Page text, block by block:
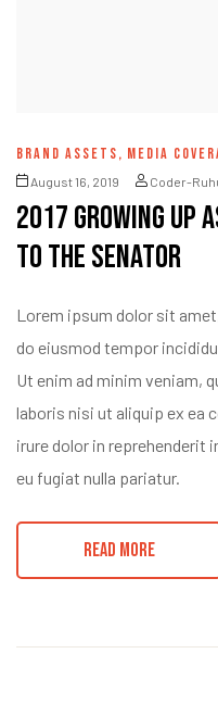
BRAND ASSETS, MEDIA
August 16, 2019 Coder-
2017 Growing Up
to the Senator
Lorem ipsum dolor sit
do eiusmod tempor
Ut enim ad minim veniam,
laboris nisi ut aliquip ex ea
irure dolor in reprehenderit
eu fugiat nulla pariatur.
READ MORE